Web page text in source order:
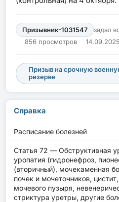
Призывник-1031547 задал
856 просмотров
14.09.2025
Призыв на срочную
резерве
Справка
Расписание болезней
Статья 72 — Обструктивная
уропатия (гидронефроз,
(вторичный), мочекаменная
почек и мочеточников,
мочевого пузыря,
стриктура уретры, другие